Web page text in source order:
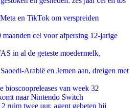
en TikTok om verspreiden
cel voor afpersing 12-jarige
in al de geteste moedermelk,
Arabië en Jemen aan, dreigen met
bioscoopreleases van week 32
naar Nintendo Switch
ruim twee uur, agent gebeten bij